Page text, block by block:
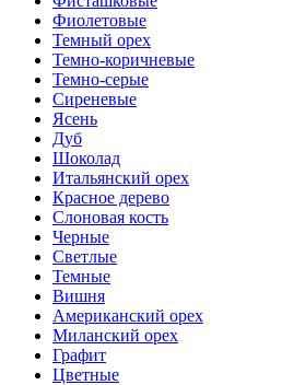
Фиолетовые
Темный орех
Темно-коричневые
Темно-серые
Сиреневые
Ясень
Дуб
Шоколад
Итальянский орех
Красное дерево
Слоновая кость
Черные
Светлые
Темные
Вишня
Американский орех
Миланский орех
Графит
Цветные